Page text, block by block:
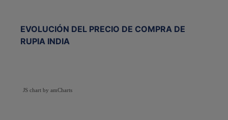
EVOLUCIÓN DEL PRECIO DE COMPRA DE
RUPIA INDIA
JS chart by amCharts